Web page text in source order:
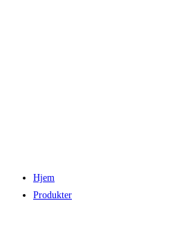
Hjem
Produkter